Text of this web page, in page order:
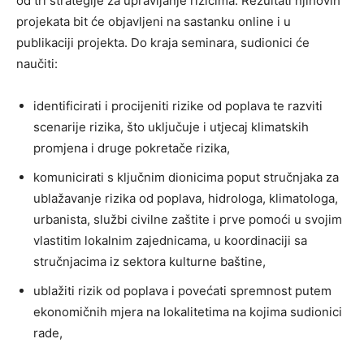
projekata bit će objavljeni na sastanku online i u
publikaciji projekta. Do kraja seminara, sudionici će
naučiti:
identificirati i procijeniti rizike od poplava te razviti
scenarije rizika, što uključuje i utjecaj klimatskih
promjena i druge pokretače rizika,
komunicirati s ključnim dionicima poput stručnjaka za
ublažavanje rizika od poplava, hidrologa, klimatologa,
urbanista, službi civilne zaštite i prve pomoći u svojim
vlastitim lokalnim zajednicama, u koordinaciji sa
stručnjacima iz sektora kulturne baštine,
ublažiti rizik od poplava i povećati spremnost putem
ekonomičnih mjera na lokalitetima na kojima sudionici
rade,